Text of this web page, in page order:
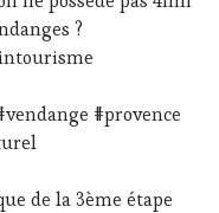
?
#provence
de la 3ème étape